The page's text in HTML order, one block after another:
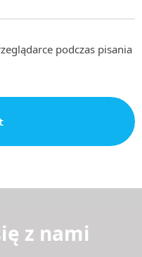
podczas pisania
z nami